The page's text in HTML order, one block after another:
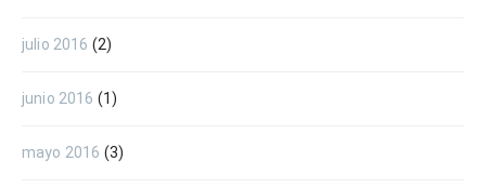
julio 2016 (2)
junio 2016 (1)
mayo 2016 (3)